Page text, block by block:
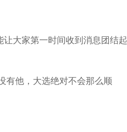
大家第一时间收到消息团结起
有他，大选绝对不会那么顺